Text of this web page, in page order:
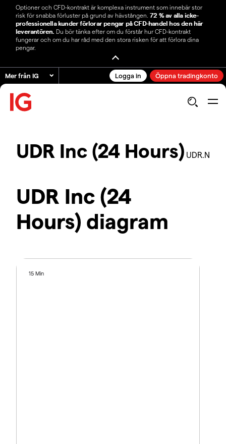
Optioner och CFD-kontrakt är komplexa instrument som innebär stor
risk för snabba förluster på grund av hävstången. 72 % av alla icke-
professionella kunder förlorar pengar på CFD-handel hos den här
leverantören. Du bör tänka efter om du förstår hur CFD-kontrakt
fungerar och om du har råd med den stora risken för att förlora dina
pengar.
Mer från IG Logga in Öppna tradingkonto
UDR Inc (24 Hours) UDR.N
UDR Inc (24
Hours) diagram
15 Min